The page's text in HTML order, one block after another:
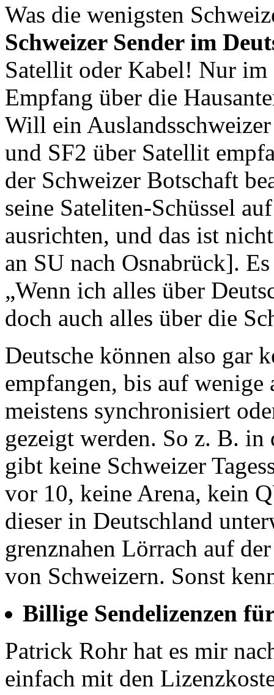
Was die wenigsten
Schweizer Sender im
Satellit oder Kabel! Nur im
Empfang über die
Will ein
und SF2 über Satellit
der Schweizer Botschaft
seine Sateliten-Schüssel
ausrichten, und das ist
an SU nach Osnabrück].
„Wenn ich alles über
doch auch alles über die
Deutsche können also gar
empfangen, bis auf wenige
meistens synchronisiert
gezeigt werden. So z. B. in
gibt keine Schweizer
vor 10, keine Arena, kein
dieser in Deutschland
grenznahen Lörrach auf
von Schweizern. Sonst
Billige Sendelizenzen
Patrick Rohr hat es mir
einfach mit den